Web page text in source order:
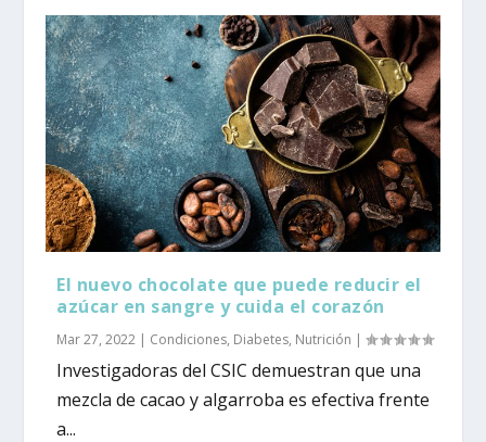
El nuevo chocolate que puede reducir el
azúcar en sangre y cuida el corazón
Mar 27, 2022 | Condiciones, Diabetes, Nutrición |
Investigadoras del CSIC demuestran que una
mezcla de cacao y algarroba es efectiva frente
a...